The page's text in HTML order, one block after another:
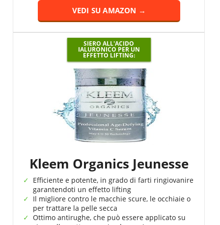
VEDI SU AMAZON →
SIERO ALL'ACIDO
IALURONICO PER UN
EFFETTO LIFTING:
Kleem Organics Jeunesse
Efficiente e potente, in grado di farti ringiovanire
garantendoti un effetto lifting
Il migliore contro le macchie scure, le occhiaie o
per trattare la pelle secca
Ottimo antirughe, che può essere applicato su